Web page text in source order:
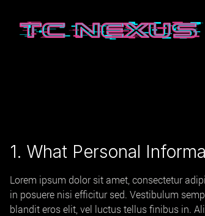
1. What Personal
Lorem ipsum dolor sit amet, consectetur
in posuere nisi efficitur sed. Vestibulum
blandit eros elit, vel luctus tellus finibus in.